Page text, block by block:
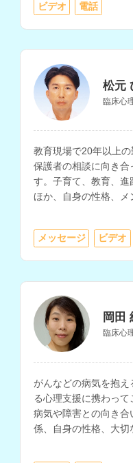
ビデオ 電話
松元
臨床心
教育現場で20年以上
保護者の相談に向き
す。子育て、教育、進
ほか、自身の性格、メ
メッセージ ビデオ
岡田
臨床心
がんなどの病気を抱
る心理支援に携わって
病気や障害との向き
係、自身の性格、大切
家族関係、介護につ